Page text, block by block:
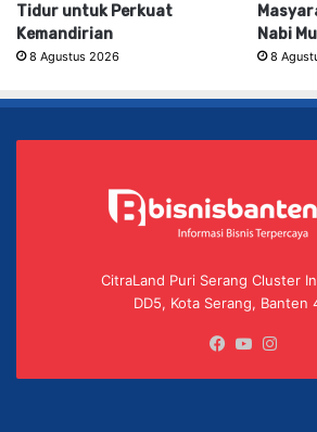
Tidur untuk Perkuat
Kemandirian
8 Agustus 2026
Nabi
8
CitraLand Puri Serang Cluster
DD5, Kota Serang, Banten
Facebook
YouTube